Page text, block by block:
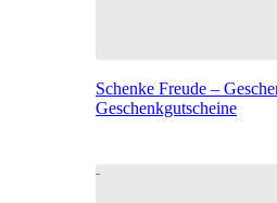
Schenke Freude –
Geschenkgutscheine